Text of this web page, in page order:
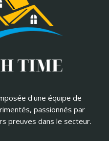
d'une équipe de
passionnés par
preuves dans le secteur.